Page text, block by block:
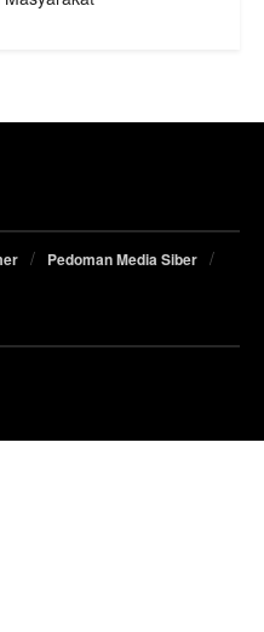
Pedoman Media Siber